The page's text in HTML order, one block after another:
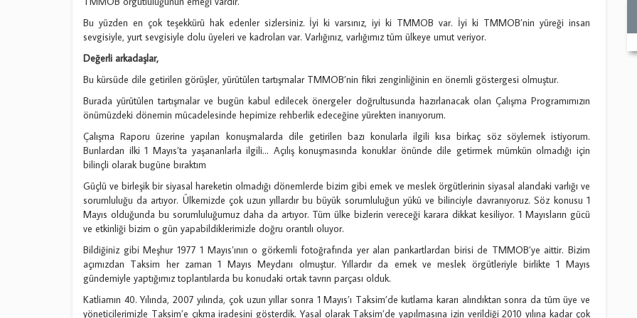
Bu yüzden en çok teşekkürü hak edenler sizlersiniz. İyi ki varsınız, iyi ki TMMOB var. İyi ki TMMOB’nin yüreği insan
sevgisiyle, yurt sevgisiyle dolu üyeleri ve kadroları var. Varlığınız, varlığımız tüm ülkeye umut veriyor.
Değerli arkadaşlar,
Bu kürsüde dile getirilen görüşler, yürütülen tartışmalar TMMOB’nin fikri zenginliğinin en önemli göstergesi olmuştur.
Burada yürütülen tartışmalar ve bugün kabul edilecek önergeler doğrultusunda hazırlanacak olan Çalışma Programımızın
önümüzdeki dönemin mücadelesinde hepimize rehberlik edeceğine yürekten inanıyorum.
Çalışma Raporu üzerine yapılan konuşmalarda dile getirilen bazı konularla ilgili kısa birkaç söz söylemek istiyorum.
Bunlardan ilki 1 Mayıs’ta yaşananlarla ilgili… Açılış konuşmasında konuklar önünde dile getirmek mümkün olmadığı için
bilinçli olarak bugüne bıraktım
Güçlü ve birleşik bir siyasal hareketin olmadığı dönemlerde bizim gibi emek ve meslek örgütlerinin siyasal alandaki varlığı ve
sorumluluğu da artıyor. Ülkemizde çok uzun yıllardır bu büyük sorumluluğun yükü ve bilinciyle davranıyoruz. Söz konusu 1
Mayıs olduğunda bu sorumluluğumuz daha da artıyor. Tüm ülke bizlerin vereceği karara dikkat kesiliyor. 1 Mayısların gücü
ve etkinliği bizim o gün yapabildiklerimizle doğru orantılı oluyor.
Bildiğiniz gibi Meşhur 1977 1 Mayıs’ının o görkemli fotoğrafında yer alan pankartlardan birisi de TMMOB’ye aittir. Bizim
açımızdan Taksim her zaman 1 Mayıs Meydanı olmuştur. Yıllardır da emek ve meslek örgütleriyle birlikte 1 Mayıs
gündemiyle yaptığımız toplantılarda bu konudaki ortak tavrın parçası olduk.
Katliamın 40. Yılında, 2007 yılında, çok uzun yıllar sonra 1 Mayıs’ı Taksim’de kutlama kararı alındıktan sonra da tüm üye ve
yöneticilerimizle Taksim’e çıkma iradesini gösterdik. Yasal olarak Taksim’de yapılmasına izin verildiği 2010 yılına kadar çok